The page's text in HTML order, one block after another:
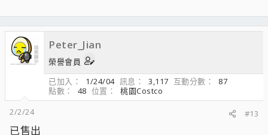
Peter_Jian
榮譽會員
已加入
1/24/04 訊息 3,117 互動分數
87
點數
48 位置
桃園Costco
2/2/24
#13
已售出